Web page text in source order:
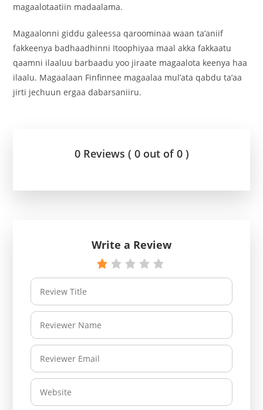
magaalotaatiin madaalama.
Magaalonni giddu galeessa qaroominaa waan ta’aniif
fakkeenya badhaadhinni Itoophiyaa maal akka fakkaatu
qaamni ilaaluu barbaadu yoo jiraate magaalota keenya haa
ilaalu. Magaalaan Finfinnee magaalaa mul’ata qabdu ta’aa
jirti jechuun ergaa dabarsaniiru.
0 Reviews ( 0 out of 0 )
Write a Review